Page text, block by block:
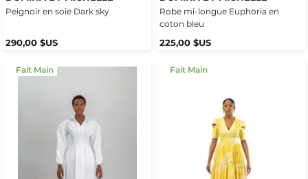
Peignoir en soie Dark sky
290,00 $US
Robe mi-longue Euphoria en
coton bleu
225,00 $US
Fait Main Fait Main